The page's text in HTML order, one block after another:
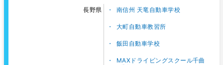
長野県 南信州 天竜自動車学校
大町自動車教習所
飯田自動車学校
MAXドライビングスクール千曲